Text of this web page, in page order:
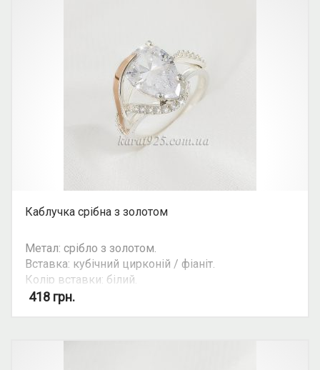
Каблучка срібна з золотом
Метал: срібло з золотом.
Вставка: кубічний цирконій / фіаніт.
Колір вставки: білий.
Можливість комплекту: так.
418 грн.